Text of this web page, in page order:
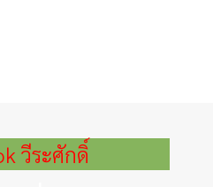
นที่รอการพัฒนานี้ไปให้สมาคมสหพันธ์ช้าง
นะนำเว็ปไซต์ www.iOK2u.com
วีระศักดิ์